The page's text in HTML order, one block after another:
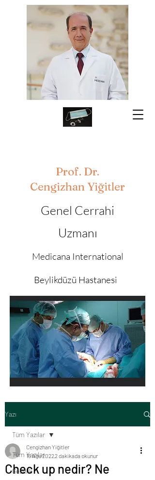
Genel Cerrahi
Uzmanı
Medicana International
Beylikdüzü Hastanesi
Prof. Dr.
Cengizhan Yiğitler
Yazı
Tüm Yazılar
Gebelik
Tüm Yazılar
Check up nedir? Ne
Cengizhan Yiğitler
16 Ağu 20222 dakikada okunur